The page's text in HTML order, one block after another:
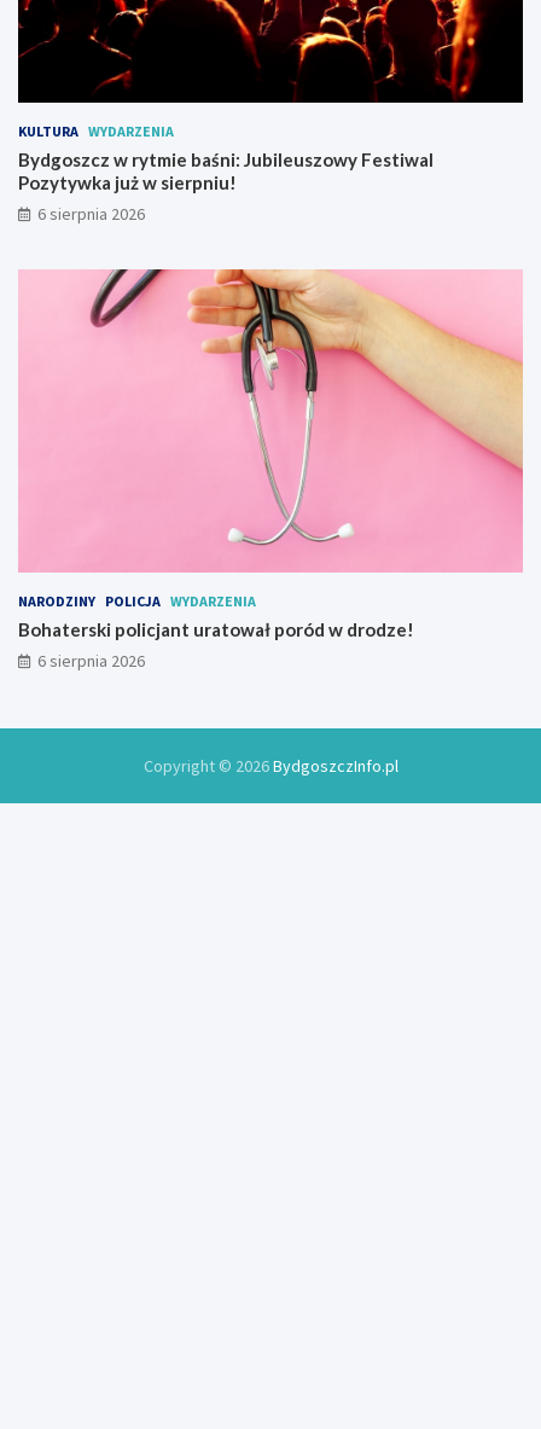
c
h
m
w
a
j
y
KULTURA WYDARZENIA
Bydgoszcz w rytmie baśni: Jubileuszowy Festiwal
Pozytywka już w sierpniu!
6 sierpnia 2026
NARODZINY POLICJA WYDARZENIA
Bohaterski policjant uratował poród w drodze!
6 sierpnia 2026
Copyright © 2026BydgoszczInfo.pl